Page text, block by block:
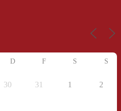
D F S S
30 31 1 2